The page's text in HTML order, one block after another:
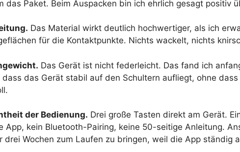
das Paket. Beim Auspacken bin ich ehrlich gesagt positiv
Das Material wirkt deutlich hochwertiger, als ich
für die Kontaktpunkte. Nichts wackelt, nichts
Das Gerät ist nicht federleicht. Das fand ich
das Gerät stabil auf den Schultern aufliegt, ohne
der Bedienung. Drei große Tasten direkt am Gerät.
App, kein Bluetooth-Pairing, keine 50-seitige Anleitung.
drei Wochen zum Laufen zu bringen, weil die App